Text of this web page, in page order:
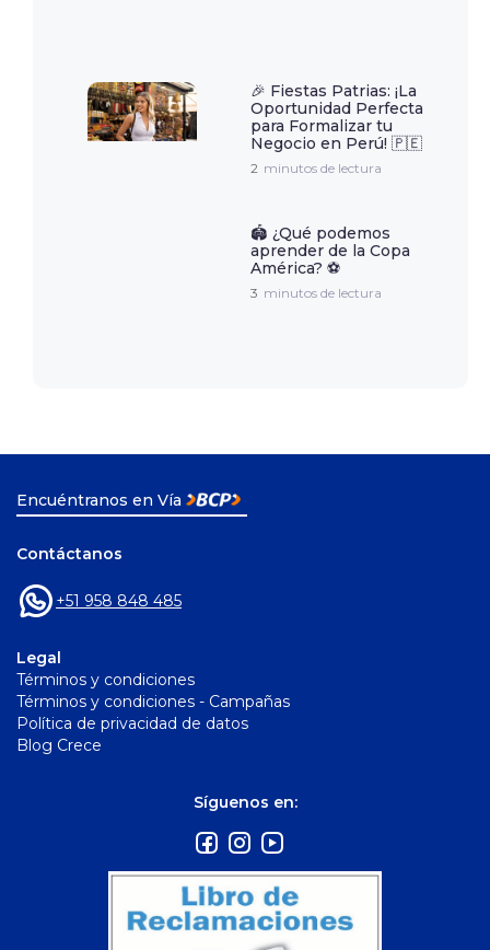
🎉 Fiestas Patrias: ¡La
Oportunidad Perfecta
para Formalizar tu
Negocio en Perú! 🇵🇪
2 minutos de lectura
🏟️ ¿Qué podemos
aprender de la Copa
América? ⚽️
3 minutos de lectura
Encuéntranos en Vía
Contáctanos
+51 958 848 485
Legal
Términos y condiciones
Términos y condiciones - Campañas
Política de privacidad de datos
Blog Crece
Síguenos en: